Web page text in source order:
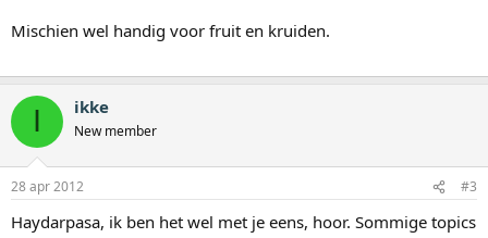
Mischien wel handig voor fruit en kruiden.
I ikke
New member
28 apr 2012 #3
Haydarpasa, ik ben het wel met je eens, hoor. Sommige topics